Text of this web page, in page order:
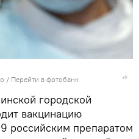
/ Перейти в фотобанк
городской
вакцинацию
российским препаратом